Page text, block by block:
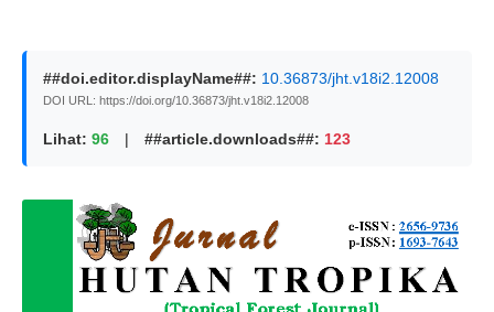
##doi.editor.displayName##: 10.36873/jht.v18i2.12008
DOI URL: https://doi.org/10.36873/jht.v18i2.12008
Lihat: 96 | ##article.downloads##: 123